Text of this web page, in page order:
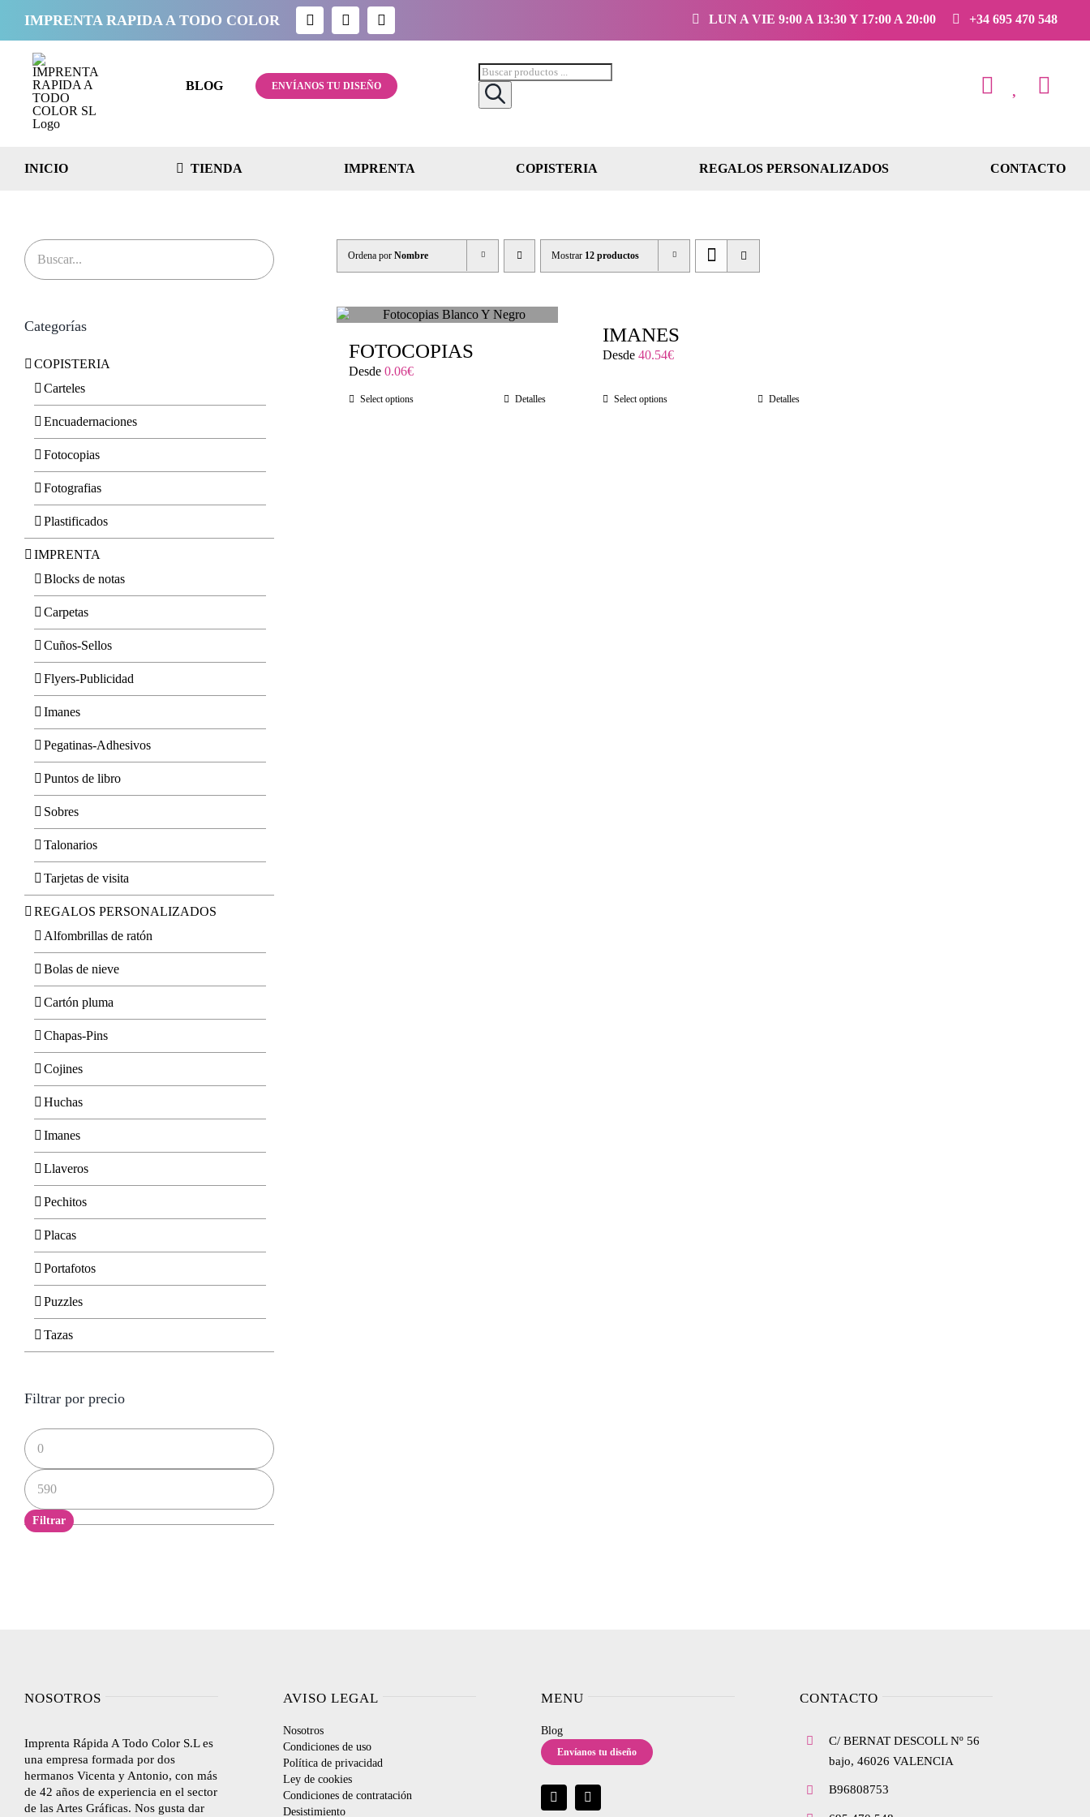
contenido
IMPRENTA RAPIDA A TODO COLOR LUN A VIE 9:00 A 13:30 Y 17:00 A 20:00 +34 695 470 548
BLOG ENVÍANOS TU DISEÑO
Búsqueda
de
productos
INICIO TIENDA IMPRENTA COPISTERIA REGALOS PERSONALIZADOS CONTACTO
Ordena porNombre Mostrar 12 productos
FOTOCOPIAS
Desde0.06€
Select options Detalles
IMANES
Desde40.54€
Select options Detalles
Categorías
COPISTERIA
Carteles
Encuadernaciones
Fotocopias
Fotografias
Plastificados
IMPRENTA
Blocks de notas
Carpetas
Cuños-Sellos
Flyers-Publicidad
Imanes
Pegatinas-Adhesivos
Puntos de libro
Sobres
Talonarios
Tarjetas de visita
REGALOS PERSONALIZADOS
Alfombrillas de ratón
Bolas de nieve
Cartón pluma
Chapas-Pins
Cojines
Huchas
Imanes
Llaveros
Pechitos
Placas
Portafotos
Puzzles
Tazas
Filtrar por precio
Precio
mínimo
Precio
máximo
Filtrar
NOSOTROS
Imprenta Rápida A Todo Color S.L es
una empresa formada por dos
hermanos Vicenta y Antonio, con más
de 42 años de experiencia en el sector
de las Artes Gráficas. Nos gusta dar
AVISO LEGAL
Nosotros
Condiciones de uso
Política de privacidad
Ley de cookies
Condiciones de contratación
Desistimiento
MENU
Blog
Envíanos tu diseño
CONTACTO
C/ BERNAT DESCOLL Nº 56
bajo, 46026 VALENCIA
B96808753